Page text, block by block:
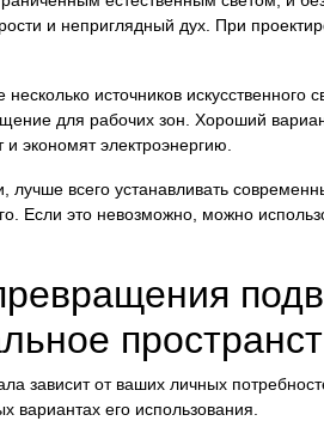
и неприглядный дух. При
источников искусственного
для рабочих зон. Хороший
экономят электроэнергию.
лучше всего устанавливать
Если это невозможно, можно
зависит от ваших личных
вариантах его использования.